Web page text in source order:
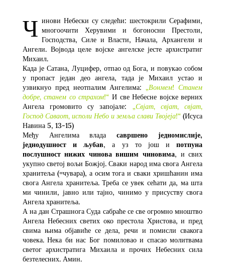
Ч инови Небески су следећи: шестокрили Серафими,
многоочити Херувими и богоносни Престоли,
Господства, Силе и Власти, Начала, Архангели и
Ангели. Војвода целе војске ангелске јесте архистратиг
Михаил.
Када је Сатана, Луцифер, отпао од Бога, и повукао собом
у пропаст један део ангела, тада је Михаил устао и
узвикнуо пред неотпалим Ангелима:„Вонмем! Станем
добре, станем со страхом!“ И све Небесне војске верних
Ангела громовито су запојале: „Свјат, свјат, свјат,
Господ Саваот, исполи Небо и земља слави Твојеја!“ (Исуса
Навина 5, 13-15)
Међу Ангелима владасавршено једномислије,
једнодушност и љубав, а уз то још ипотпуна
послушност нижих чинова вишим чиновима, и свих
укупно светој вољи Божјој. Сваки народ има свога Ангела
хранитеља (=чувара), а осим тога и сваки хришћанин има
свога Ангела хранитеља. Треба се увек сећати да, ма шта
ми чинили, јавно или тајно, чинимо у присуству свога
Ангела хранитеља.
А на дан Страшнога Суда сабраће се све огромно мноштво
Ангела Небесних светих око престола Христова, и пред
свима њима објавиће се дела, речи и помисли свакога
човека. Нека би нас Бог помиловао и спасао молитвама
светог архистратига Михаила и прочих Небесних сила
безтелесних. Амин.